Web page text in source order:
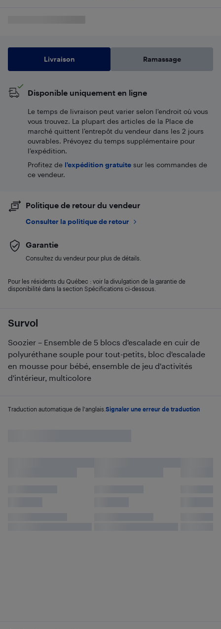
Survol
Soozier – Ensemble de 5 blocs d'escalade en cuir de
polyuréthane souple pour tout-petits, bloc d'escalade
en mousse pour bébé, ensemble de jeu d'activités
d'intérieur, multicolore
Traduction automatique de l'anglais. Signaler une erreur de traduction
Livraison Ramassage
Disponible uniquement en ligne
Le temps de livraison peut varier selon l'endroit où vous
vous trouvez. La plupart des articles de la Place de
marché quittent l’entrepôt du vendeur dans les 2 jours
ouvrables. Prévoyez du temps supplémentaire pour
l’expédition.
Profitez de l'expédition gratuite sur les commandes de
ce vendeur.
Politique de retour du vendeur
Consulter la politique de retour
Garantie
Consultez du vendeur pour plus de détails.
Pour les résidents du Québec : voir la divulgation de la garantie de
disponibilité dans la section Spécifications ci-dessous.